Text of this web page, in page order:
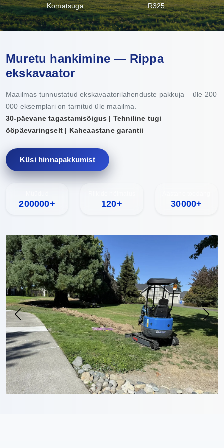
Komatsuga.
R325.
Muretu hankimine — Rippa
ekskavaator
Maailmas tunnustatud ekskavaatorilahenduste pakkuja – üle 200
000 eksemplari on tarnitud üle maailma.
30-päevane tagastamisõigus | Tehniline tugi
ööpäevaringselt | Kaheaastane garantii
Küsi hinnapakkumist
200000+ 120+ 30000+